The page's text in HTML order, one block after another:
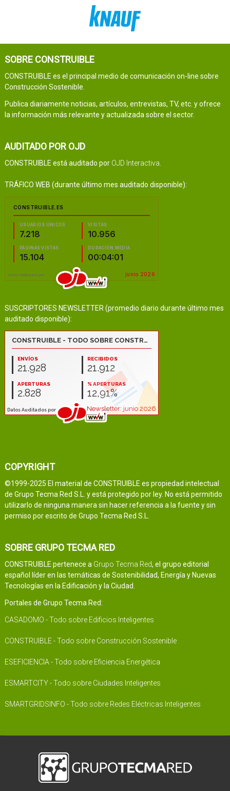
SOBRE CONSTRUIBLE
CONSTRUIBLE es el principal medio de comunicación on-line sobre
Construcción Sostenible.
Publica diariamente noticias, artículos, entrevistas, TV, etc. y ofrece
la información más relevante y actualizada sobre el sector.
AUDITADO POR OJD
CONSTRUIBLE está auditado por OJD Interactiva.
TRÁFICO WEB (durante último mes auditado disponible):
SUSCRIPTORES NEWSLETTER (promedio diario durante último mes
auditado disponible):
COPYRIGHT
©1999-2025 El material de CONSTRUIBLE es propiedad intelectual
de Grupo Tecma Red S.L. y está protegido por ley. No está permitido
utilizarlo de ninguna manera sin hacer referencia a la fuente y sin
permiso por escrito de Grupo Tecma Red S.L.
SOBRE GRUPO TECMA RED
CONSTRUIBLE pertenece a Grupo Tecma Red, el grupo editorial
español líder en las temáticas de Sostenibilidad, Energía y Nuevas
Tecnologías en la Edificación y la Ciudad.
Portales de Grupo Tecma Red:
CASADOMO - Todo sobre Edificios Inteligentes
CONSTRUIBLE - Todo sobre Construcción Sostenible
ESEFICIENCIA - Todo sobre Eficiencia Energética
ESMARTCITY - Todo sobre Ciudades Inteligentes
SMARTGRIDSINFO - Todo sobre Redes Eléctricas Inteligentes